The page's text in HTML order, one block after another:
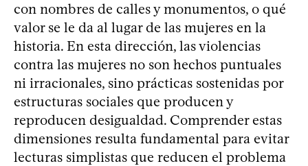
con nombres de calles y monumentos, o qué
valor se le da al lugar de las mujeres en la
historia. En esta dirección, las violencias
contra las mujeres no son hechos puntuales
ni irracionales, sino prácticas sostenidas por
estructuras sociales que producen y
reproducen desigualdad. Comprender estas
dimensiones resulta fundamental para evitar
lecturas simplistas que reducen el problema